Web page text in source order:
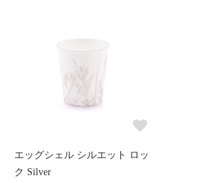
エッグシェル シルエット ロッ
ク Silver